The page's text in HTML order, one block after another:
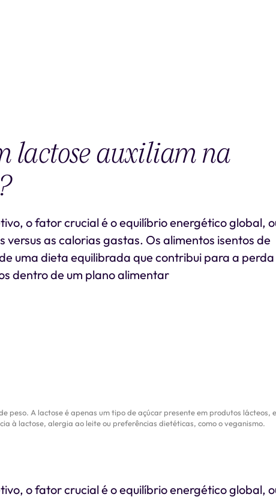
lactose auxiliam na
o fator crucial é o equilíbrio energético global,
versus as calorias gastas. Os alimentos isentos de
uma dieta equilibrada que contribui para a perda
dentro de um plano alimentar
A lactose é apenas um tipo de açúcar presente em produtos lácteos,
à lactose, alergia ao leite ou preferências dietéticas, como o veganismo.
o fator crucial é o equilíbrio energético global,